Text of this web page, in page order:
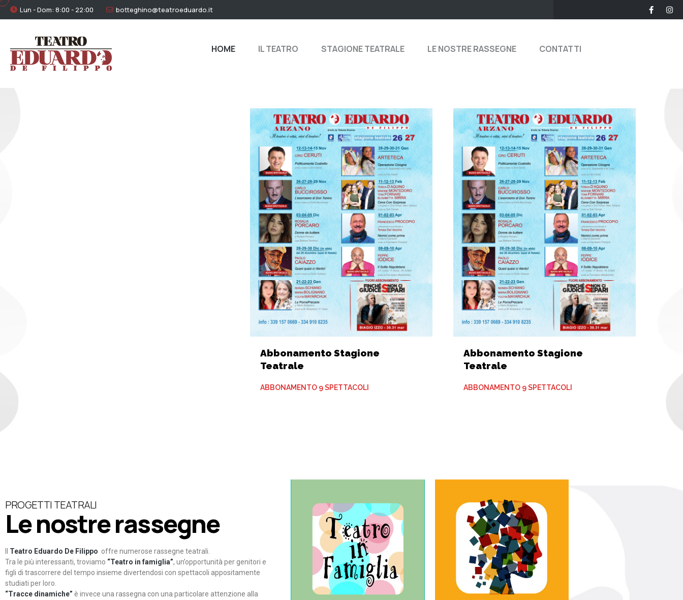
Lun - Dom: 8:00 - 22:00 botteghino@teatroeduardo.it
HOME IL TEATRO STAGIONE TEATRALE LE NOSTRE RASSEGNE CONTATTI
Abbonamento Stagione
Teatrale
ABBONAMENTO 9 SPETTACOLI
Abbonamento Stagione
Teatrale
ABBONAMENTO 9 SPETTACOLI
PROGETTI TEATRALI
Le nostre rassegne
Teatro Eduardo De Filippo offre numerose rassegne teatrali.
Tra le più interessanti, troviamo “Teatro in famiglia”, un’opportunità per genitori e
figli di trascorrere del tempo insieme divertendosi con spettacoli appositamente
studiati per loro.
“Tracce dinamiche” è invece una rassegna con una particolare attenzione alla
Teatro in famiglia
Teatro In Famiglia è una
rassegna di teatro concepita
per far condividere e godere
del teatro all’intera famiglia.
Continua
Tracce dinamiche
Tracce Dinamiche è una
rassegna di teatro
d’innovazione e sperimentale.
Continua